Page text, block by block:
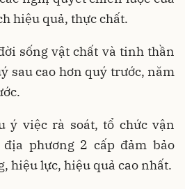
hiệu quả, thực chất.
sống vật chất và tinh thần
sau cao hơn quý trước, năm
ý việc rà soát, tổ chức vận
phương 2 cấp đảm bảo
hiệu lực, hiệu quả cao nhất.